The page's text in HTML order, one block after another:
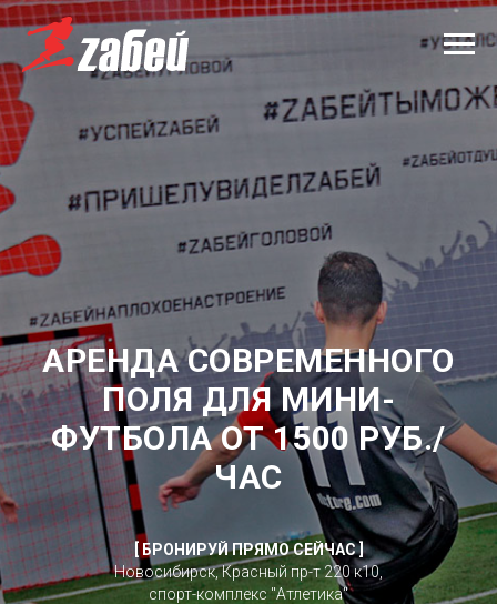
АРЕНДА СОВРЕМЕННОГО
ПОЛЯ ДЛЯ МИНИ-
ФУТБОЛА ОТ 1500 РУБ./
ЧАС
[ БРОНИРУЙ ПРЯМО СЕЙЧАС ]
Новосибирск, Красный пр-т 220 к10,
спорт-комплекс "Атлетика"